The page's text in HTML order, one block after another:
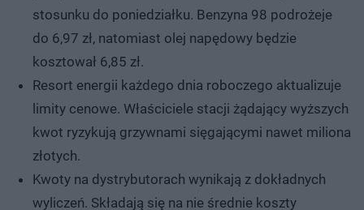
stosunku do poniedziałku. Benzyna 98 podrożeje
do 6,97 zł, natomiast olej napędowy będzie
kosztował 6,85 zł.
Resort energii każdego dnia roboczego aktualizuje
limity cenowe. Właściciele stacji żądający wyższych
kwot ryzykują grzywnami sięgającymi nawet miliona
złotych.
Kwoty na dystrybutorach wynikają z dokładnych
wyliczeń. Składają się na nie średnie koszty